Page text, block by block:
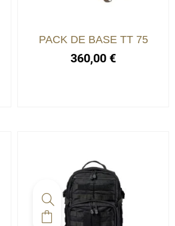
PACK DE BASE TT 75
360,00€